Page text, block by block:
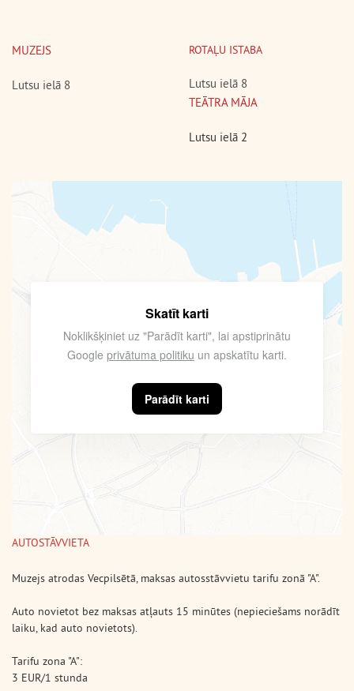
MUZEJS
Lutsu ielā 8
ROTAĻU ISTABA
Lutsu ielā 8
TEĀTRA MĀJA
Lutsu ielā 2
Skatīt karti
Noklikšķiniet uz "Parādīt karti", lai apstiprinātu
Google privātuma politiku un apskatītu karti.
Parādīt karti
AUTOSTĀVVIETA
Muzejs atrodas Vecpilsētā, maksas autosstāvvietu tarifu zonā "A".
Auto novietot bez maksas atļauts 15 minūtes (nepieciešams norādīt
laiku, kad auto novietots).
Tarifu zona "A":
3 EUR/1 stunda